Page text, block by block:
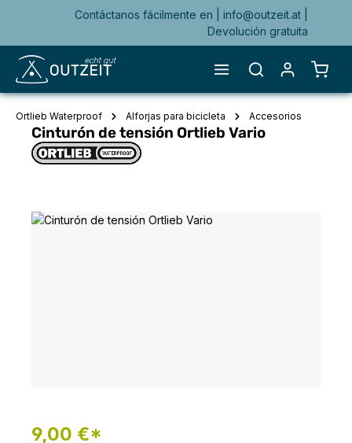
principalContáctanos fácilmente en | info@outzeit.at
Devolución gratuita
El
Ortlieb Waterproof Alforjas para bicicleta Accesorios
Cinturón de tensión Ortlieb Vario
Omitir galería de imágenes
9,00 €*